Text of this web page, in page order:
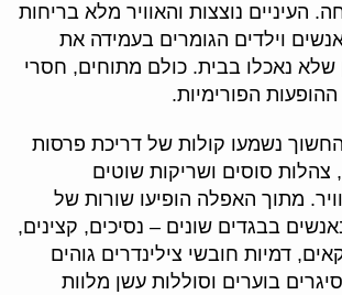
העיניים נוצצות והאוויר מלא בריחות
וילדים הגומרים בעמידה את
שלא נאכלו בבית. כולם מתוחים, חסרי
הפורימיות.
נשמעו קולות של דריכת פרסות
סוסים ושריקות שוטים
מתוך האפלה הופיעו שורות של
בבגדים שונים – נסיכים, קצינים,
דמיות חובשי צילינדרים גוהים
בוערים וסוללות עשן מלוות